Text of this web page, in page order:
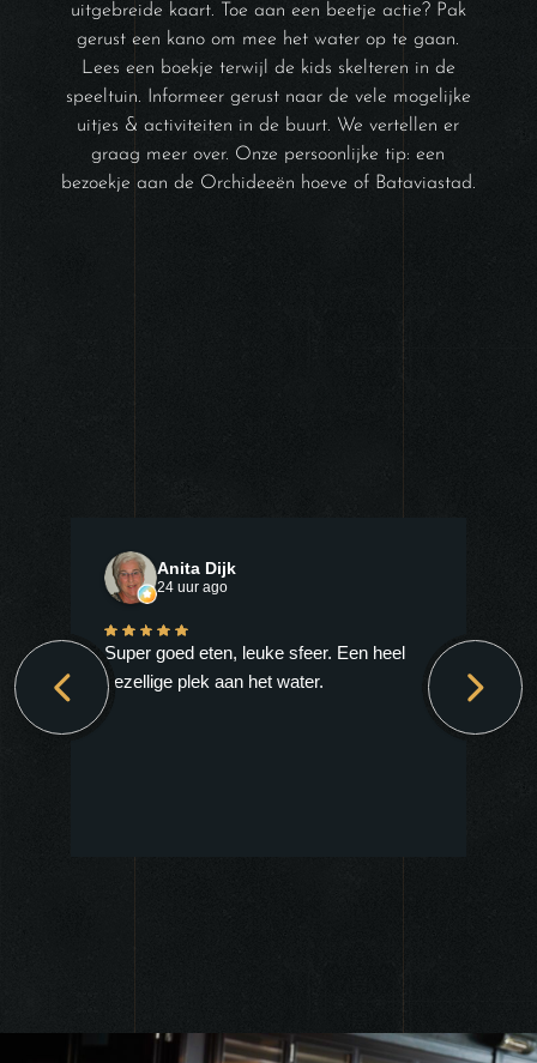
uitgebreide kaart. Toe aan een beetje actie? Pak
gerust een kano om mee het water op te gaan.
Lees een boekje terwijl de kids skelteren in de
speeltuin. Informeer gerust naar de vele mogelijke
uitjes & activiteiten in de buurt. We vertellen er
graag meer over. Onze persoonlijke tip: een
bezoekje aan de Orchideeën hoeve of Bataviastad.
Anita Dijk
24 uur ago
Super goed eten, leuke sfeer. Een heel
gezellige plek aan het water.